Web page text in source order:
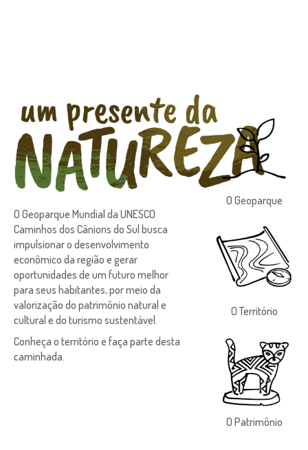
O Geoparque Mundial da UNESCO
Caminhos dos Cânions do Sul busca
impulsionar o desenvolvimento
econômico da região e gerar
oportunidades de um futuro melhor
para seus habitantes, por meio da
valorização do patrimônio natural e
cultural e do turismo sustentável.
Conheça o território e faça parte desta
caminhada.
O Geoparque
O Território
O Patrimônio